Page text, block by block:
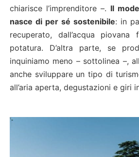
chiarisce l’imprenditore –. Il
nasce di per sé sostenibile: in
recuperato, dall’acqua
potatura. D’altra parte, se
inquiniamo meno – sottolinea –,
anche sviluppare un tipo di
all’aria aperta, degustazioni e giri